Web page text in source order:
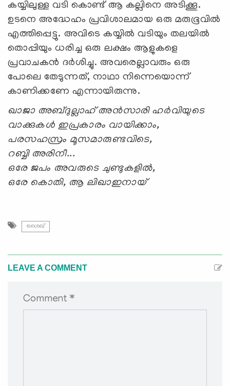
കയ്യിലുള്ള വടി കൊണ്ട് ആ കല്ലിനെ അടിക്കൂ.
ഉടനെ അദ്ധേഹം പ്രവിശാലമായ ഒരു മരുഭൂവില്‍
എത്തിപ്പെട്ടു. അവിടെ കയ്യില്‍ വടിയും തലയില്‍
തൊപ്പിയും ധരിച്ച ഒരു ലക്ഷം ആളുകളെ
പ്രവാചകന്‍ ദര്‍ശിച്ചു. അവരെല്ലാവരും ഒരു
പോലെ തേടുന്നത്, നാഥാ നിന്നെയൊന്ന്
കാണിക്കണേ എന്നായിരുന്നു.
ഖാജാ അബ്ദുല്ലാഹ് അന്‍സാരി ഹര്‍വിയുടെ
വാക്കുകള്‍ ഇപ്രകാരം വായിക്കാം,
പരസഹസ്രം മൂസമാരുണ്ടവിടെ,
റബ്ബി അരിനീ...
ഒരേ ജപം അവരുടെ ചുണ്ടുകളില്‍,
ഒരേ കൊതി, ആ ലിഖാഇനായ്
ശൈഖ്
LEAVE A COMMENT
Comment *